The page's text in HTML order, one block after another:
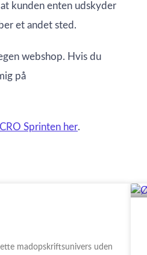
kunden enten udskyder
et andet sted.
webshop. Hvis du
på
CRO Sprinten her.
madopskriftsunivers uden